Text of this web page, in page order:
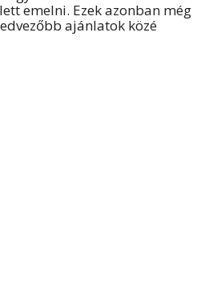
emelni. Ezek azonban még
ajánlatok közé